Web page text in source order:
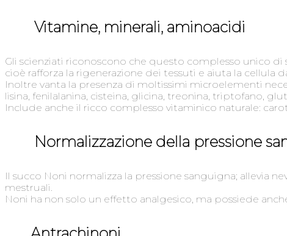
Vitamine, minerali, aminoacidi
Gli scienziati riconoscono che questo complesso unico
cioè rafforza la rigenerazione dei tessuti e aiuta la cellula
Inoltre vanta la presenza di moltissimi microelementi
lisina, fenilalanina, cisteina, glicina, treonina, triptofano,
Include anche il ricco complesso vitaminico naturale:
Normalizzazione della pressione
Il succo Noni normalizza la pressione sanguigna; allevia
mestruali.
Noni ha non solo un effetto analgesico, ma possiede